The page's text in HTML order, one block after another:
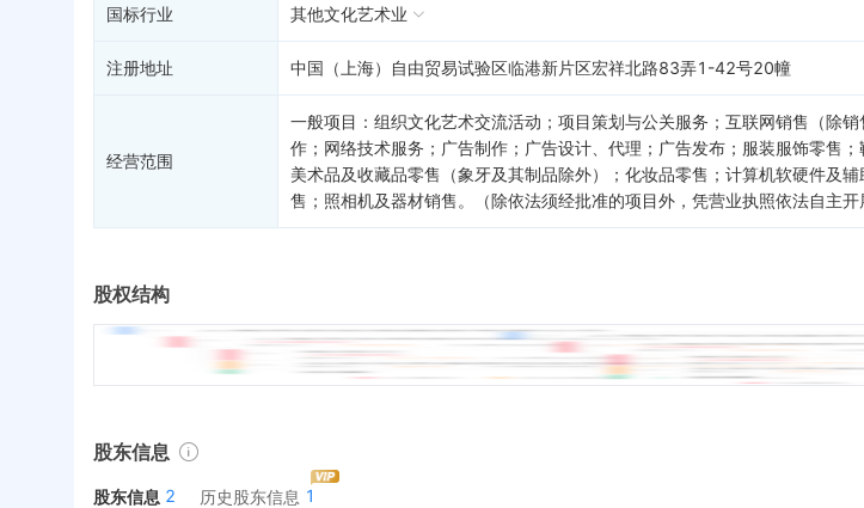
国标行业 其他文化艺术业
注册地址 中国（上海）自由贸易试验区临港新片区宏祥北路83弄1-42号20幢
经营范围
一般项目：组织文化艺术交流活动；项目策划与公关服务；互联网销售（除
作；网络技术服务；广告制作；广告设计、代理；广告发布；服装服饰零售
美术品及收藏品零售（象牙及其制品除外）；化妆品零售；计算机软硬件及
售；照相机及器材销售。（除依法须经批准的项目外，凭营业执照依法自主开
股权结构
股东信息
股东信息 2 历史股东信息 1